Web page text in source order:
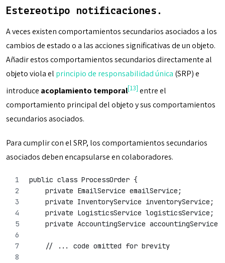
Estereotipo notificaciones.
A veces existen comportamientos secundarios asociados a los
cambios de estado o a las acciones significativas de un objeto.
Añadir estos comportamientos secundarios directamente al
objeto viola el principio de responsabilidad única (SRP) e
introduce acoplamiento temporal[13] entre el
comportamiento principal del objeto y sus comportamientos
secundarios asociados.
Para cumplir con el SRP, los comportamientos secundarios
asociados deben encapsularse en colaboradores.
public class ProcessOrder {
    private EmailService emailService;
    private InventoryService inventoryService;
    private LogisticsService logisticsService;
    private AccountingService accountingService;
    // ... code omitted for brevity